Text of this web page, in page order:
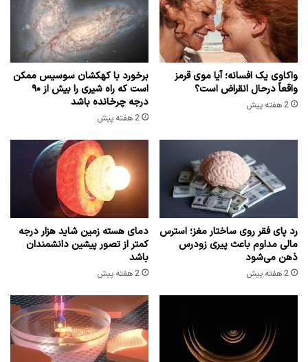
واکاوی یک افسانه؛ آیا موی قرمز
واقعاً درحال انقراض است؟
2 هفته پیش
برخورد با کهکشان سوسیس ممکن
است که راه شیری را بیش از ۹۰
درجه چرخانده باشد
2 هفته پیش
رد پای فقر روی ساختار مغز؛ استرس
مالی مداوم باعث پیری زودرس
ذهن می‌شود
2 هفته پیش
دمای هسته زمین شاید هزار درجه
کمتر از تصور پیشین دانشمندان
باشد
2 هفته پیش